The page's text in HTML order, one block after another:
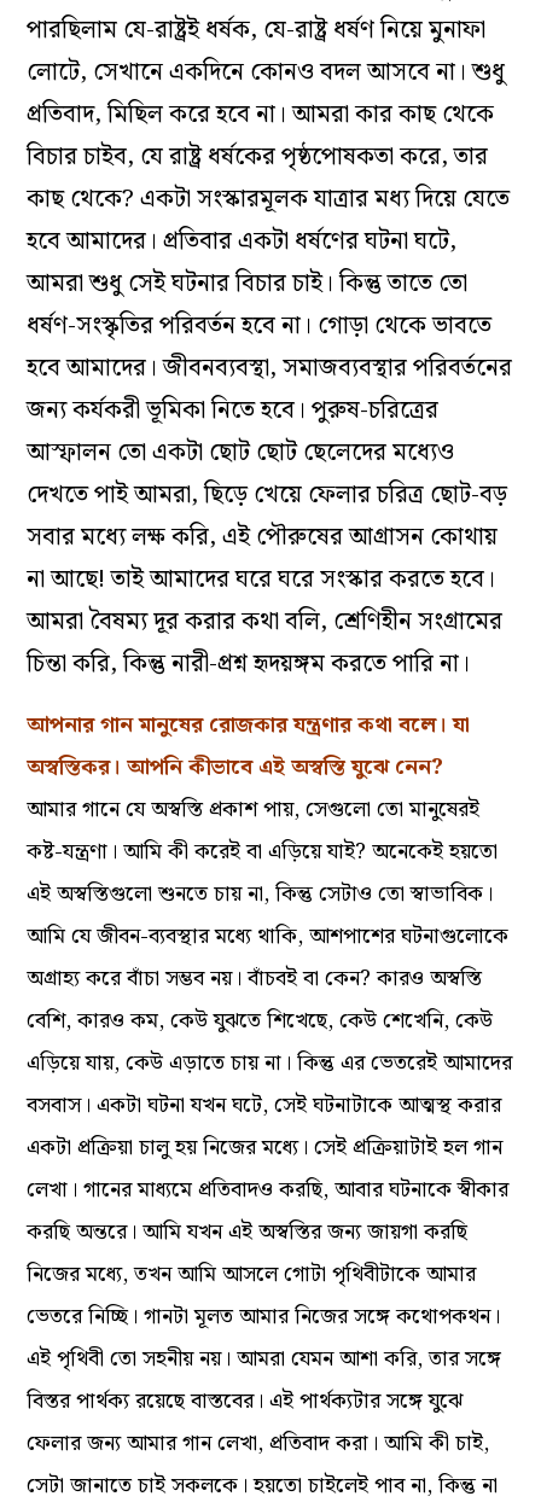
পারছিলাম যে-রাষ্ট্রই ধর্ষক, যে-রাষ্ট্র ধর্ষণ নিয়ে মুনাফা
লোটে, সেখানে একদিনে কোনও বদল আসবে না। শুধু
প্রতিবাদ, মিছিল করে হবে না। আমরা কার কাছ থেকে
বিচার চাইব, যে রাষ্ট্র ধর্ষকের পৃষ্ঠপোষকতা করে, তার
কাছ থেকে? একটা সংস্কারমূলক যাত্রার মধ্য দিয়ে যেতে
হবে আমাদের। প্রতিবার একটা ধর্ষণের ঘটনা ঘটে,
আমরা শুধু সেই ঘটনার বিচার চাই। কিন্তু তাতে তো
ধর্ষণ-সংস্কৃতির পরিবর্তন হবে না। গোড়া থেকে ভাবতে
হবে আমাদের। জীবনব্যবস্থা, সমাজব্যবস্থার পরিবর্তনের
জন্য কর্যকরী ভূমিকা নিতে হবে। পুরুষ-চরিত্রের
আস্ফালন তো একটা ছোট ছোট ছেলেদের মধ্যেও
দেখতে পাই আমরা, ছিড়ে খেয়ে ফেলার চরিত্র ছোট-বড়
সবার মধ্যে লক্ষ করি, এই পৌরুষের আগ্রাসন কোথায়
না আছে! তাই আমাদের ঘরে ঘরে সংস্কার করতে হবে।
আমরা বৈষম্য দূর করার কথা বলি, শ্রেণিহীন সংগ্রামের
চিন্তা করি, কিন্তু নারী-প্রশ্ন হৃদয়ঙ্গম করতে পারি না।
আপনার গান মানুষের রোজকার যন্ত্রণার কথা বলে। যা
অস্বস্তিকর। আপনি কীভাবে এই অস্বস্তি যুঝে নেন?
আমার গানে যে অস্বস্তি প্রকাশ পায়, সেগুলো তো মানুষেরই
কষ্ট-যন্ত্রণা। আমি কী করেই বা এড়িয়ে যাই? অনেকেই হয়তো
এই অস্বস্তিগুলো শুনতে চায় না, কিন্তু সেটাও তো স্বাভাবিক।
আমি যে জীবন-ব্যবস্থার মধ্যে থাকি, আশপাশের ঘটনাগুলোকে
অগ্রাহ্য করে বাঁচা সম্ভব নয়। বাঁচবই বা কেন? কারও অস্বস্তি
বেশি, কারও কম, কেউ যুঝতে শিখেছে, কেউ শেখেনি, কেউ
এড়িয়ে যায়, কেউ এড়াতে চায় না। কিন্তু এর ভেতরেই আমাদের
বসবাস। একটা ঘটনা যখন ঘটে, সেই ঘটনাটাকে আত্মস্থ করার
একটা প্রক্রিয়া চালু হয় নিজের মধ্যে। সেই প্রক্রিয়াটাই হল গান
লেখা। গানের মাধ্যমে প্রতিবাদও করছি, আবার ঘটনাকে স্বীকার
করছি অন্তরে। আমি যখন এই অস্বস্তির জন্য জায়গা করছি
নিজের মধ্যে, তখন আমি আসলে গোটা পৃথিবীটাকে আমার
ভেতরে নিচ্ছি। গানটা মূলত আমার নিজের সঙ্গে কথোপকথন।
এই পৃথিবী তো সহনীয় নয়। আমরা যেমন আশা করি, তার সঙ্গে
বিস্তর পার্থক্য রয়েছে বাস্তবের। এই পার্থক্যটার সঙ্গে যুঝে
ফেলার জন্য আমার গান লেখা, প্রতিবাদ করা। আমি কী চাই,
সেটা জানাতে চাই সকলকে। হয়তো চাইলেই পাব না, কিন্তু না